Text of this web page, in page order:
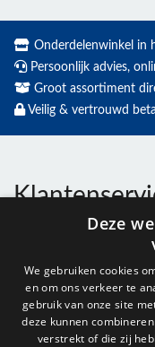
Onderdelenwinkel in
Persoonlijk advies,
Groot assortiment
Veilig & vertrouwd
Deze
We gebruiken cookies
en om ons verkeer te
gebruik van onze site
deze kunnen
verstrekt of die zij